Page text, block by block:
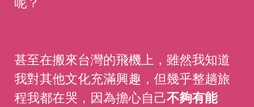
甚至在搬來台灣的飛機上，雖然我知道
我對其他文化充滿興趣，但幾乎整趟旅
程我都在哭，因為擔心自己不夠有能